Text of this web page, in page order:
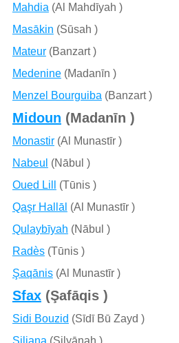
Mahdia (Al Mahdīyah )
Masākin (Sūsah )
Mateur(Banzart )
Medenine(Madanīn )
Menzel Bourguiba (Banzart )
Midoun (Madanīn )
Monastir(Al Munastīr )
Nabeul (Nābul )
Oued Lill
(Tūnis )
Qaşr Hallāl (Al Munastīr )
Qulaybīyah (Nābul )
Radès(Tūnis )
Şaqānis(Al Munastīr )
Sfax(Şafāqis )
Sidi Bouzid (Sīdī Bū Zayd )
Siliana (Silyānah )